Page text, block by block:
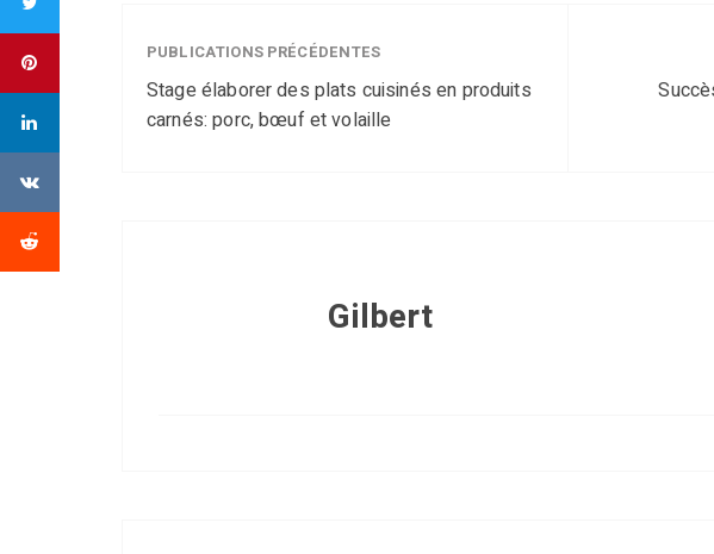
PUBLICATIONS PRÉCÉDENTES
Stage élaborer des plats cuisinés en produits
carnés: porc, bœuf et volaille
Gilbert